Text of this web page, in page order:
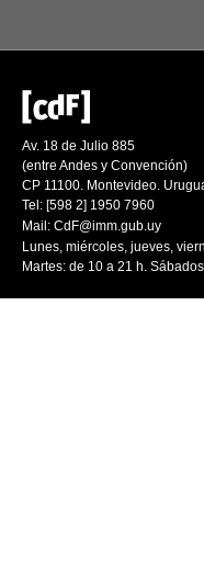
Av. 18 de Julio 885
(entre Andes y Convención)
CP 11100. Montevideo.
Tel: [598 2] 1950 7960
Mail: CdF@imm.gub.uy
Lunes, miércoles, jueves,
Martes: de 10 a 21 h.